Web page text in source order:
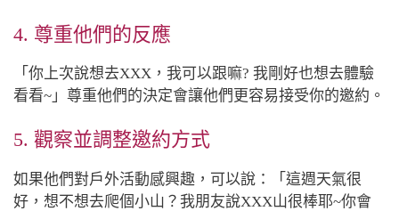
4. 尊重他們的反應
「你上次說想去XXX，我可以跟嘛? 我剛好也想去體驗
看看~」尊重他們的決定會讓他們更容易接受你的邀約。
5. 觀察並調整邀約方式
如果他們對戶外活動感興趣，可以說：「這週天氣很
好，想不想去爬個小山？我朋友說XXX山很棒耶~你會